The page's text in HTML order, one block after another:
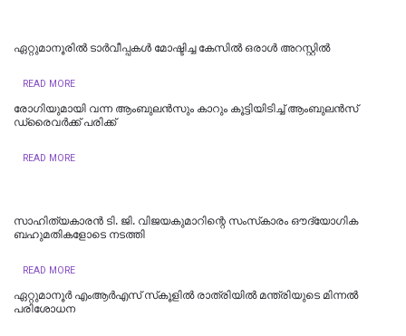
ഏറ്റുമാനൂരില്‍ ടാർവീപ്പകൾ മോഷ്ടിച്ച കേസിൽ ഒരാൾ അറസ്റ്റിൽ
READ MORE
രോഗിയുമായി വന്ന ആംബുലൻസും കാറും കൂട്ടിയിടിച്ച് ആംബുലൻസ്
ഡ്രൈവർക്ക് പരിക്ക്
READ MORE
സാഹിത്യകാരൻ ടി. ജി. വിജയകുമാറിന്റെ സംസ്‌കാരം ഔദ്യോഗിക
ബഹുമതികളോടെ നടത്തി
READ MORE
ഏറ്റുമാനൂർ എംആർഎസ് സ്‌കൂളിൽ രാത്രിയിൽ മന്ത്രിയുടെ മിന്നൽ
പരിശോധന